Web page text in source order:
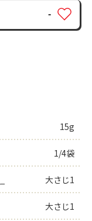
-
15g
1/4袋
大さじ1
大さじ1